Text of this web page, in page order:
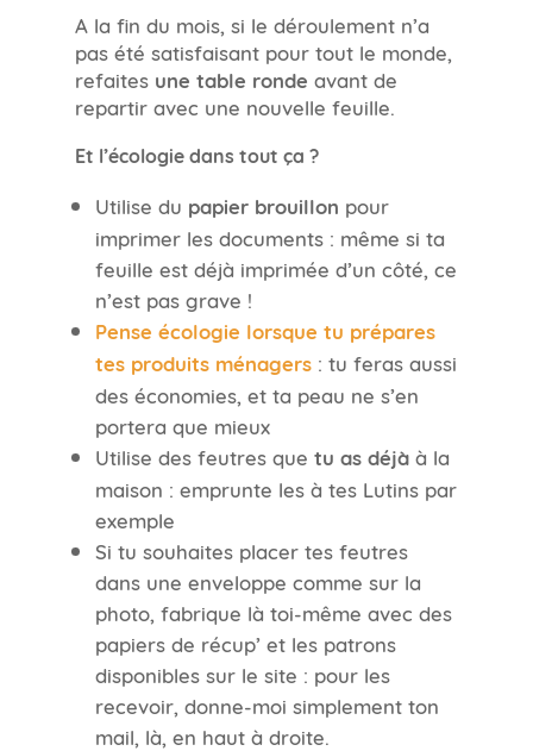
A la fin du mois, si le déroulement n’a
pas été satisfaisant pour tout le monde,
refaites une table ronde avant de
repartir avec une nouvelle feuille.
Et l’écologie dans tout ça ?
Utilise du papier brouillon pour
imprimer les documents : même si ta
feuille est déjà imprimée d’un côté, ce
n’est pas grave !
Pense écologie lorsque tu prépares
tes produits ménagers: tu feras aussi
des économies, et ta peau ne s’en
portera que mieux
Utilise des feutres que tu as déjàà la
maison : emprunte les à tes Lutins par
exemple
Si tu souhaites placer tes feutres
dans une enveloppe comme sur la
photo, fabrique là toi-même avec des
papiers de récup’ et les patrons
disponibles sur le site : pour les
recevoir, donne-moi simplement ton
mail, là, en haut à droite.